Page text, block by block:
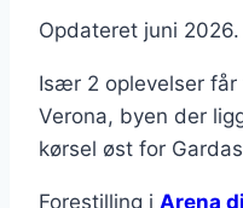
Opdateret juni 2026.
Især 2 oplevelser
Verona, byen der
kørsel øst for
Forestilling i Arena